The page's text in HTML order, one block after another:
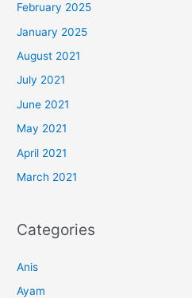
February 2025
January 2025
August 2021
July 2021
June 2021
May 2021
April 2021
March 2021
Categories
Anis
Ayam